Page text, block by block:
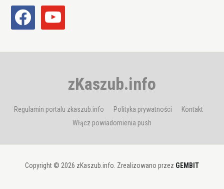
facebook youtube
zKaszub.info
Regulamin portalu zkaszub.info Polityka prywatności
Kontakt
Włącz powiadomienia push
Copyright © 2026 zKaszub.info. Zrealizowano przez GEMBIT